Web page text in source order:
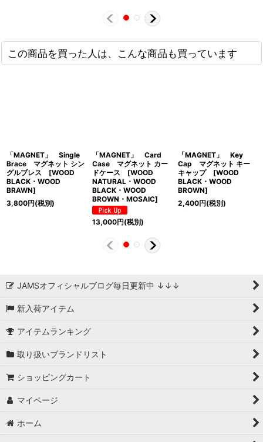
この商品を買った人は、こんな商品も買っています
「MAGNET」 Single
Brace マグネット シン
グルブレス [WOOD
BLACK・WOOD
BRAWN]
3,800円(税別)
「MAGNET」 Card
Case マグネット カー
ドケース [WOOD
NATURAL・WOOD
BLACK・WOOD
BROWN・MOSAIC]
13,000円(税別)
「MAGNET」 Key
Cap マグネット キー
キャップ [WOOD
BLACK・WOOD
BROWN]
2,400円(税別)
JAMSオフィシャルブログ毎日更新中 ↓↓↓
新入荷アイテム
アイテムランキング
取り扱いブランドリスト
ショッピングカート
マイページ
ホーム